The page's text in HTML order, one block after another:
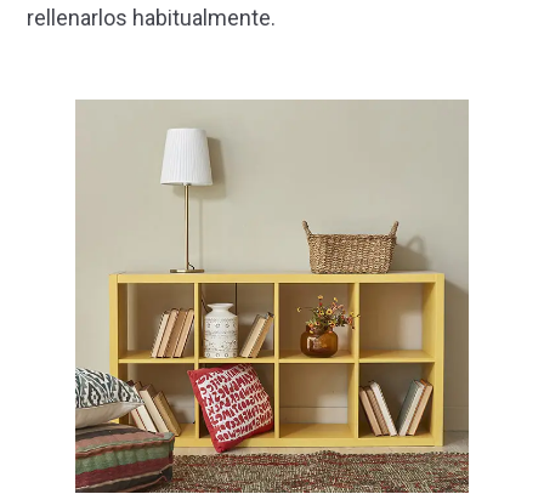
rellenarlos habitualmente.